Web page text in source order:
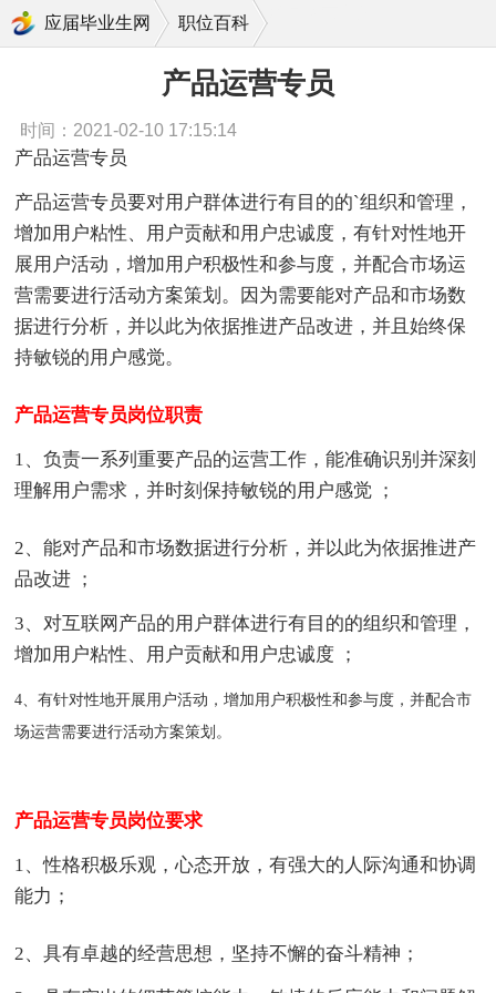
应届毕业生网 职位百科
产品运营专员
时间：2021-02-10 17:15:14
产品运营专员
产品运营专员要对用户群体进行有目的的`组织和管理，
增加用户粘性、用户贡献和用户忠诚度，有针对性地开
展用户活动，增加用户积极性和参与度，并配合市场运
营需要进行活动方案策划。因为需要能对产品和市场数
据进行分析，并以此为依据推进产品改进，并且始终保
持敏锐的用户感觉。
产品运营专员岗位职责
1、负责一系列重要产品的运营工作，能准确识别并深刻
理解用户需求，并时刻保持敏锐的用户感觉 ；
2、能对产品和市场数据进行分析，并以此为依据推进产
品改进 ；
3、对互联网产品的用户群体进行有目的的组织和管理，
增加用户粘性、用户贡献和用户忠诚度 ；
4、有针对性地开展用户活动，增加用户积极性和参与度，并配合市
场运营需要进行活动方案策划。
产品运营专员岗位要求
1、性格积极乐观，心态开放，有强大的人际沟通和协调
能力；
2、具有卓越的经营思想，坚持不懈的奋斗精神；